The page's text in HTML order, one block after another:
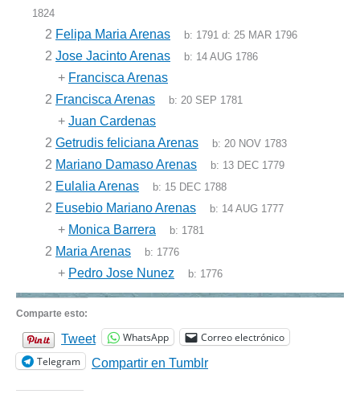
1824
2 Felipa Maria Arenas b: 1791 d:25 MAR 1796
2 Jose Jacinto Arenas b: 14 AUG 1786
+ Francisca Arenas
2 Francisca Arenas b:20 SEP 1781
+ Juan Cardenas
2 Getrudis feliciana Arenas b:20 NOV 1783
2 Mariano Damaso Arenas b: 13 DEC 1779
2 Eulalia Arenas b: 15 DEC 1788
2 Eusebio Mariano Arenas b: 14 AUG 1777
+ Monica Barrera b: 1781
2 Maria Arenas b: 1776
+ Pedro Jose Nunez b: 1776
Comparte esto:
Tweet WhatsApp
Correo electrónico
Telegram
Compartir en Tumblr